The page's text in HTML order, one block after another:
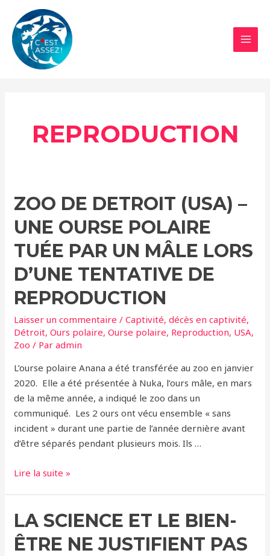
contenu
REPRODUCTION
ZOO DE DETROIT (USA) –
UNE OURSE POLAIRE
TUÉE PAR UN MÂLE LORS
D’UNE TENTATIVE DE
REPRODUCTION
Laisser un commentaire /Captivité,décès en captivité,
Détroit,Ours polaire,Ourse polaire, Reproduction, USA,
Zoo / Paradmin
L’ourse polaire Anana a été transférée au zoo en janvier
2020. Elle a été présentée à Nuka, l’ours mâle, en mars
de la même année, a indiqué le zoo dans un
communiqué. Les 2 ours ont vécu ensemble « sans
incident » durant une partie de l’année dernière avant
d’être séparés pendant plusieurs mois. Ils …
Zoo
(USA)
–
Une
Lire la suite »
LA SCIENCE ET LE BIEN-
ÊTRE NE JUSTIFIENT PAS